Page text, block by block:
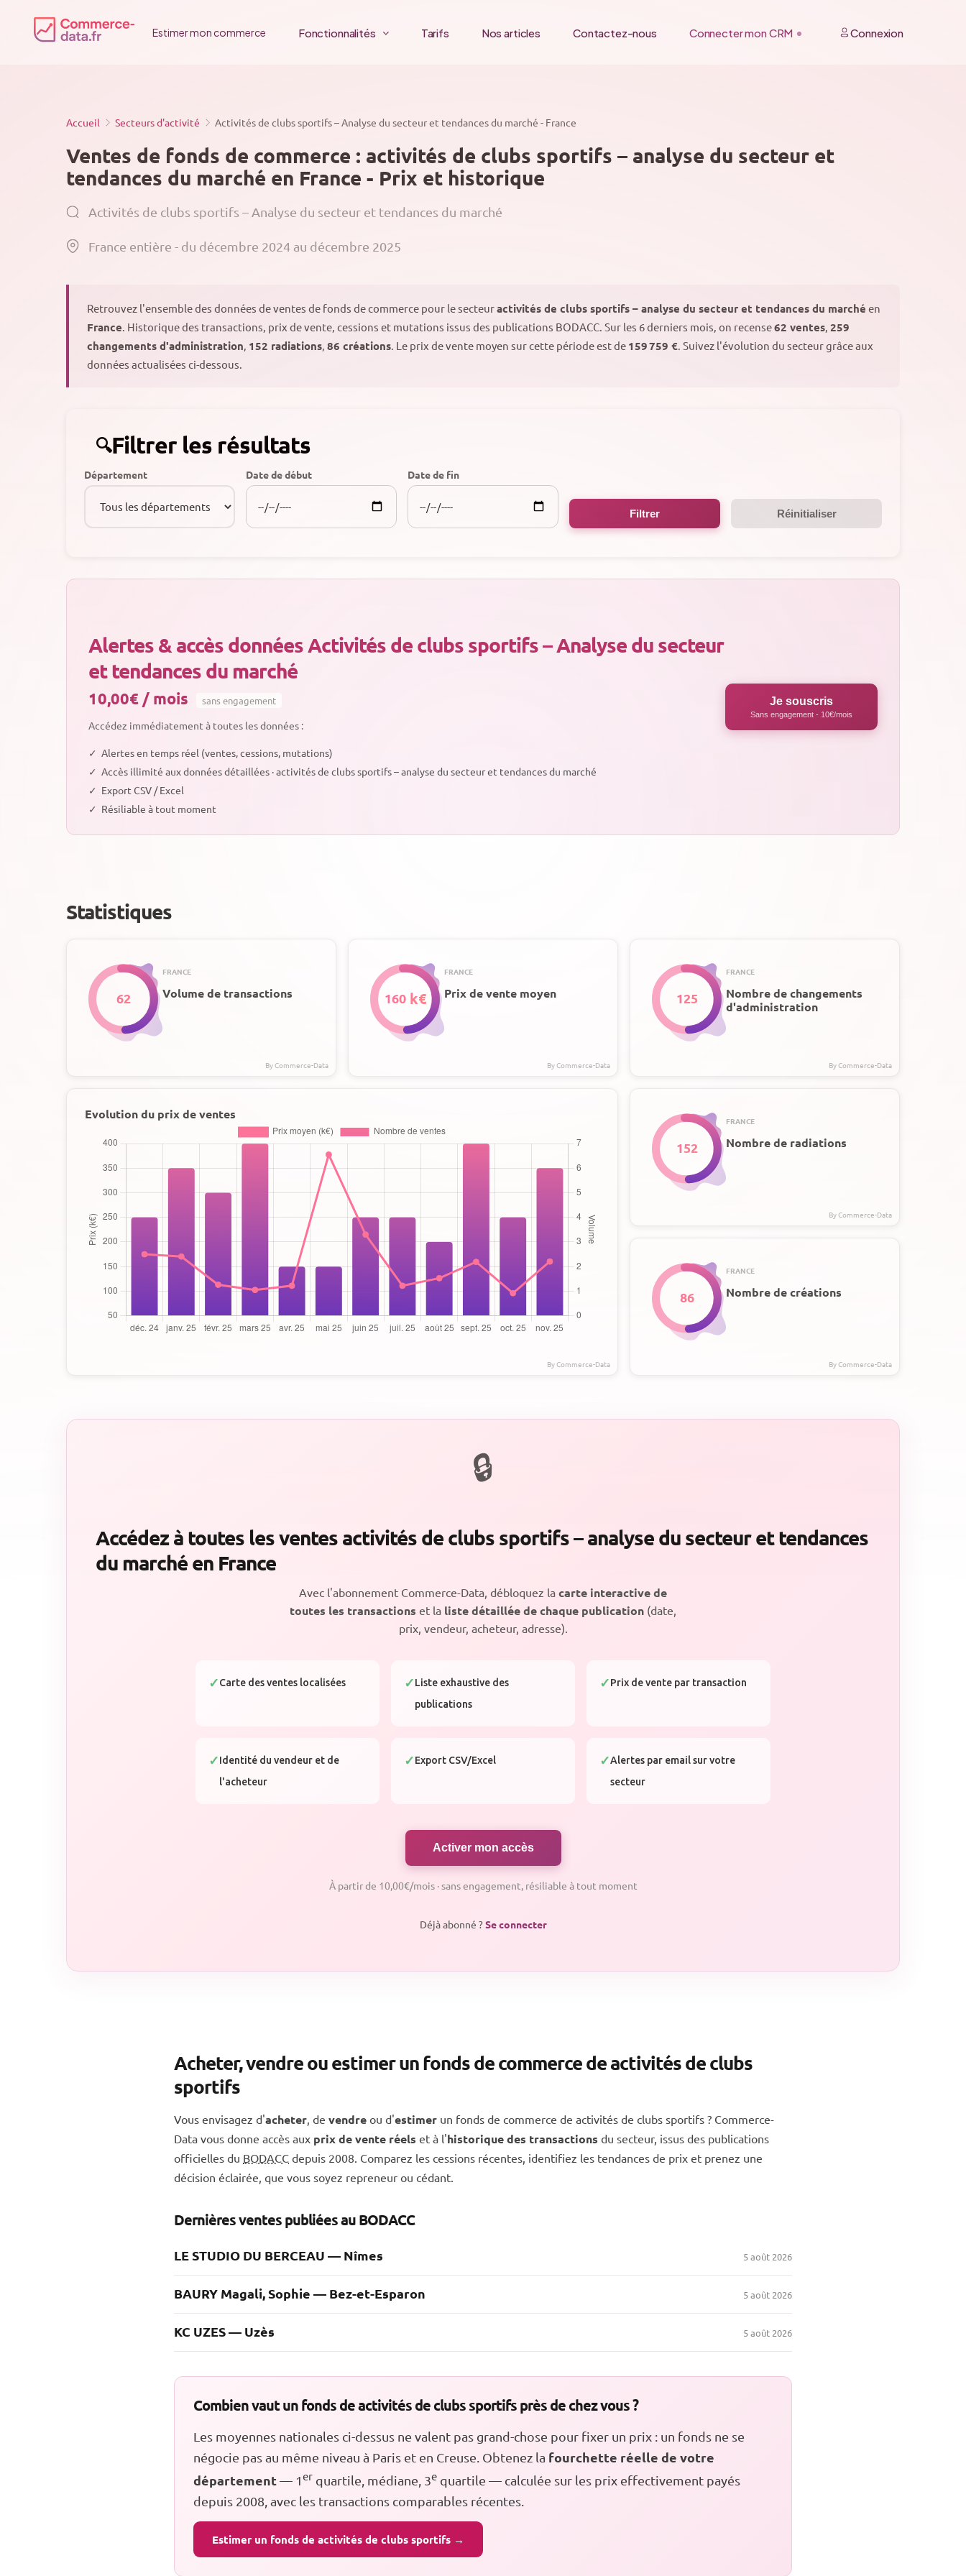
Estimer mon commerce Fonctionnalités Tarifs Nos articles Contactez-nous Connecter mon CRM Connexion
Accueil Secteurs d'activité Activités de clubs sportifs – Analyse du secteur et tendances du marché - France
Ventes de fonds de commerce : activités de clubs sportifs – analyse du secteur et
tendances du marché en France - Prix et historique
Activités de clubs sportifs – Analyse du secteur et tendances du marché
France entière - du décembre 2024 au décembre 2025
Retrouvez l'ensemble des données de ventes de fonds de commerce pour le secteuractivités de clubs sportifs – analyse du secteur et tendances du marché en
France. Historique des transactions, prix de vente, cessions et mutations issus des publications BODACC. Sur les 6 derniers mois, on recense62 ventes, 259
changements d'administration, 152 radiations, 86 créations. Le prix de vente moyen sur cette période est de 159 759 €. Suivez l'évolution du secteur grâce aux
données actualisées ci-dessous.
Filtrer les résultats
Département Date de début Date de fin
Filtrer Réinitialiser
Alertes & accès données Activités de clubs sportifs – Analyse du secteur
et tendances du marché
10,00€ / mois sans engagement
Accédez immédiatement à toutes les données :
✓ Alertes en temps réel (ventes, cessions, mutations)
✓ Accès illimité aux données détaillées · activités de clubs sportifs – analyse du secteur et tendances du marché
✓ Export CSV / Excel
✓ Résiliable à tout moment
Je souscris
Sans engagement - 10€/mois
Statistiques
62
FRANCE
Volume de transactions 160
FRANCE
Prix de vente moyen 125
FRANCE
Nombre de changements
d'administration
Evolution du prix de ventes
152
FRANCE
Nombre de radiations
86
FRANCE
Nombre de créations
Accédez à toutes les ventes activités de clubs sportifs – analyse du secteur et tendances
du marché en France
Avec l'abonnement Commerce-Data, débloquez la carte interactive de
toutes les transactions et la liste détaillée de chaque publication (date,
prix, vendeur, acheteur, adresse).
Carte des ventes localisées
Liste exhaustive des
publications
Prix de vente par transaction
Identité du vendeur et de
l'acheteur
Export CSV/Excel
Alertes par email sur votre
secteur
Activer mon accès
À partir de 10,00€/mois · sans engagement, résiliable à tout moment
Déjà abonné ?Se connecter
Acheter, vendre ou estimer un fonds de commerce de activités de clubs
sportifs
Vous envisagez d'acheter , de vendre ou d'estimer un fonds de commerce de activités de clubs sportifs ? Commerce-
Data vous donne accès aux prix de vente réels et à l'historique des transactions du secteur, issus des publications
officielles du BODACC depuis 2008. Comparez les cessions récentes, identifiez les tendances de prix et prenez une
décision éclairée, que vous soyez repreneur ou cédant.
Dernières ventes publiées au BODACC
LE STUDIO DU BERCEAU — Nîmes 5 août 2026
BAURY Magali, Sophie — Bez-et-Esparon 5 août 2026
KC UZES — Uzès 5 août 2026
Combien vaut un fonds de activités de clubs sportifs près de chez vous ?
Les moyennes nationales ci-dessus ne valent pas grand-chose pour fixer un prix : un fonds ne se
négocie pas au même niveau à Paris et en Creuse. Obtenez la fourchette réelle de votre
département — 1er quartile, médiane, 3e quartile — calculée sur les prix effectivement payés
depuis 2008, avec les transactions comparables récentes.
Estimer un fonds de activités de clubs sportifs →